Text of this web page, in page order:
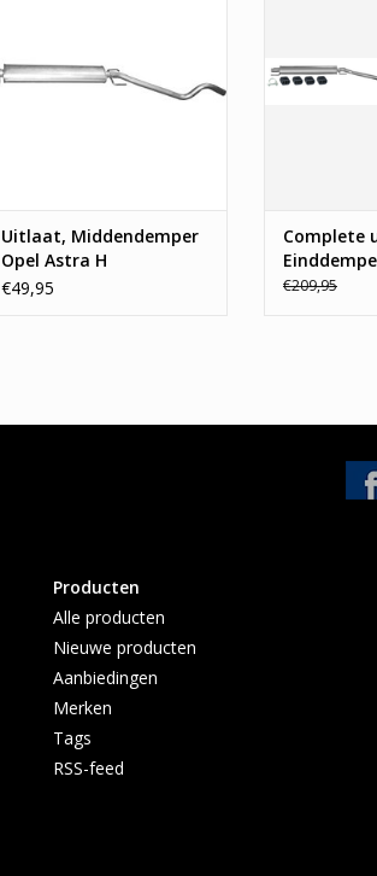
Uitlaat, Middendemper
Opel Astra H
€49,95
Complete
€209,95
Producten
Alle producten
Nieuwe producten
Aanbiedingen
Merken
Tags
RSS-feed